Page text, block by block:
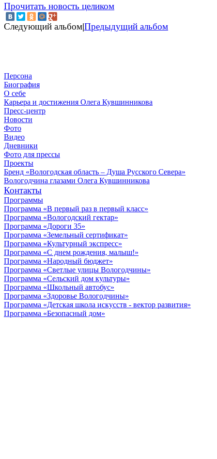
Прочитать новость целиком
Следующий альбом|Предыдущий альбом
Персона
Биография
О себе
Карьера и достижения Олега Кувшинникова
Пресс-центр
Новости
Фото
Видео
Дневники
Фото для прессы
Проекты
Бренд «Вологодская область – Душа Русского Севера»
Вологодчина глазами Олега Кувшинникова
Контакты
Программы
Программа «В первый раз в первый класс»
Программа «Вологодский гектар»
Программа «Дороги 35»
Программа «Земельный сертификат»
Программа «Культурный экспресс»
Программа «С днем рождения, малыш!»
Программа «Народный бюджет»
Программа «Светлые улицы Вологодчины»
Программа «Сельский дом культуры»
Программа «Школьный автобус»
Программа «Здоровье Вологодчины»
Программа «Детская школа искусств - вектор развития»
Программа «Безопасный дом»